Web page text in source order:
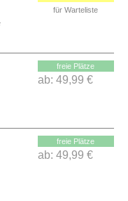
für Warteliste
freie Plätze
ab: 49,99 €
freie Plätze
ab: 49,99 €